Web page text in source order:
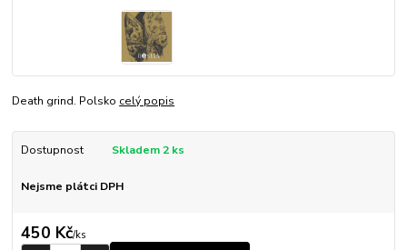
Death grind. Polsko celý popis
Dostupnost Skladem 2 ks
Nejsme plátci DPH
450 Kč/ks